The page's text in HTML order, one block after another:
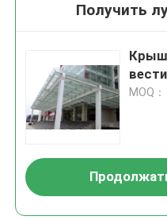
Получить
MOQ